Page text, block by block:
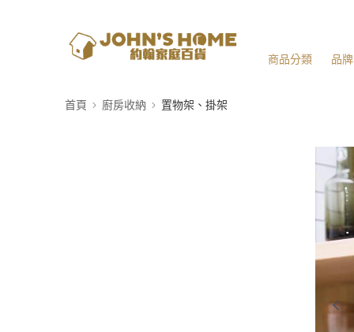
商品分類 品
首頁 廚房收納 置物架、掛架